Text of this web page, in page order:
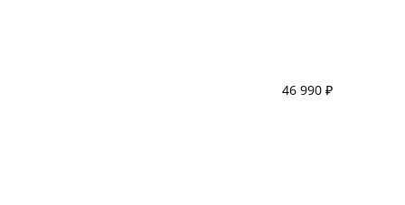
46 990 ₽